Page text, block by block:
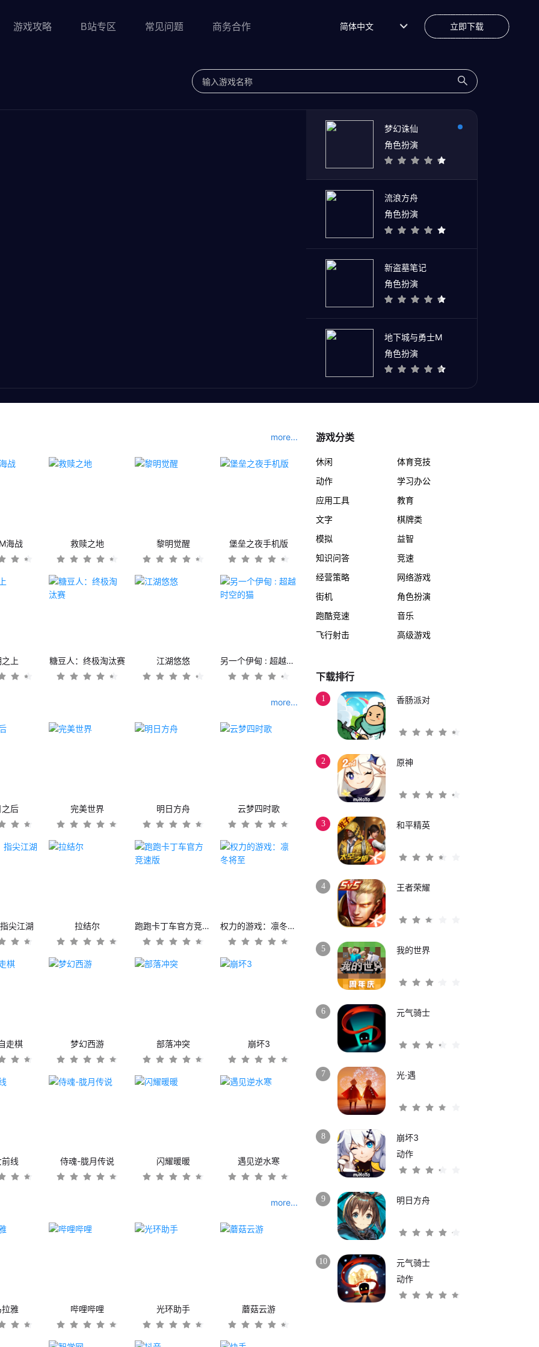
游戏攻略 B站专区 常见问题 商务合作 简体中文 立即下载
梦幻诛仙
角色扮演
流浪方舟
角色扮演
新盗墓笔记
角色扮演
地下城与勇士M
角色扮演
more...
海战 救赎之地 黎明觉醒 堡垒之夜手机版
上 糖豆人：终极淘汰赛 江湖悠悠 另一个伊甸 : 超越时空的猫
more...
后 完美世界 明日方舟 云梦四时歌
尖江湖 拉结尔 跑跑卡丁车官方竞速版 权力的游戏：凛冬将至
走棋 梦幻西游 部落冲突 崩坏3
线 侍魂-胧月传说 闪耀暖暖 遇见逆水寒
more...
雅 哔哩哔哩 光环助手 蘑菇云游
游戏分类
休闲
体育竞技
动作
学习办公
应用工具
教育
文字
棋牌类
模拟
益智
知识问答
竞速
经营策略
网络游戏
街机
角色扮演
跑酷竞速
音乐
飞行射击
高级游戏
下载排行
1 香肠派对
2 原神
3 和平精英
4 王者荣耀
5 我的世界
6 元气骑士
7 光·遇
8
崩坏3
动作
9 明日方舟
10
元气骑士
动作